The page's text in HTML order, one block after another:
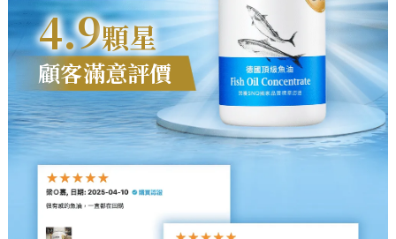
4.9顆星
顧客滿意評價